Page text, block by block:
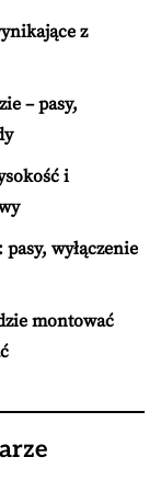
z
– pasy,
i
wyłączenie
montować